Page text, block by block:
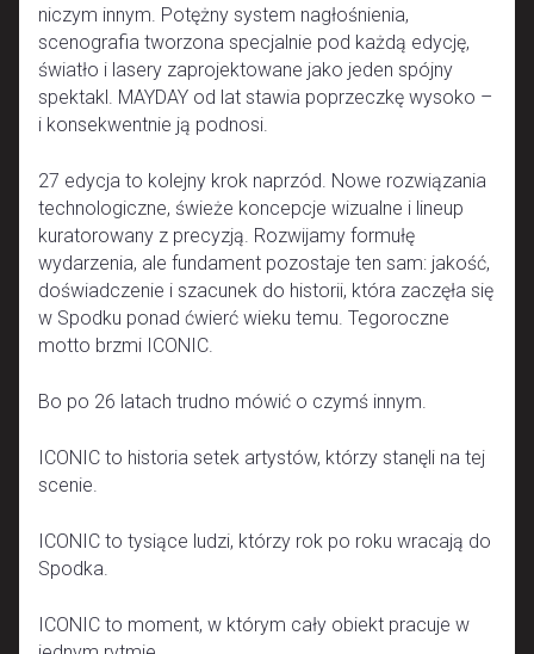
niczym innym. Potężny system nagłośnienia,
scenografia tworzona specjalnie pod każdą edycję,
światło i lasery zaprojektowane jako jeden spójny
spektakl. MAYDAY od lat stawia poprzeczkę wysoko –
i konsekwentnie ją podnosi.
27 edycja to kolejny krok naprzód. Nowe rozwiązania
technologiczne, świeże koncepcje wizualne i lineup
kuratorowany z precyzją. Rozwijamy formułę
wydarzenia, ale fundament pozostaje ten sam: jakość,
doświadczenie i szacunek do historii, która zaczęła się
w Spodku ponad ćwierć wieku temu. Tegoroczne
motto brzmi ICONIC.
Bo po 26 latach trudno mówić o czymś innym.
ICONIC to historia setek artystów, którzy stanęli na tej
scenie.
ICONIC to tysiące ludzi, którzy rok po roku wracają do
Spodka.
ICONIC to moment, w którym cały obiekt pracuje w